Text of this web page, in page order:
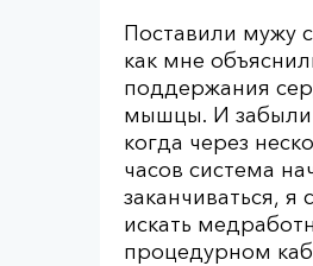
Поставили мужу
как мне
поддержания
мышцы. И
когда через
часов система
заканчиваться, я
искать
процедурном